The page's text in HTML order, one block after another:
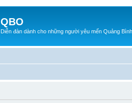
QBO
Diễn đàn dành cho những người yêu mến Quảng Bình